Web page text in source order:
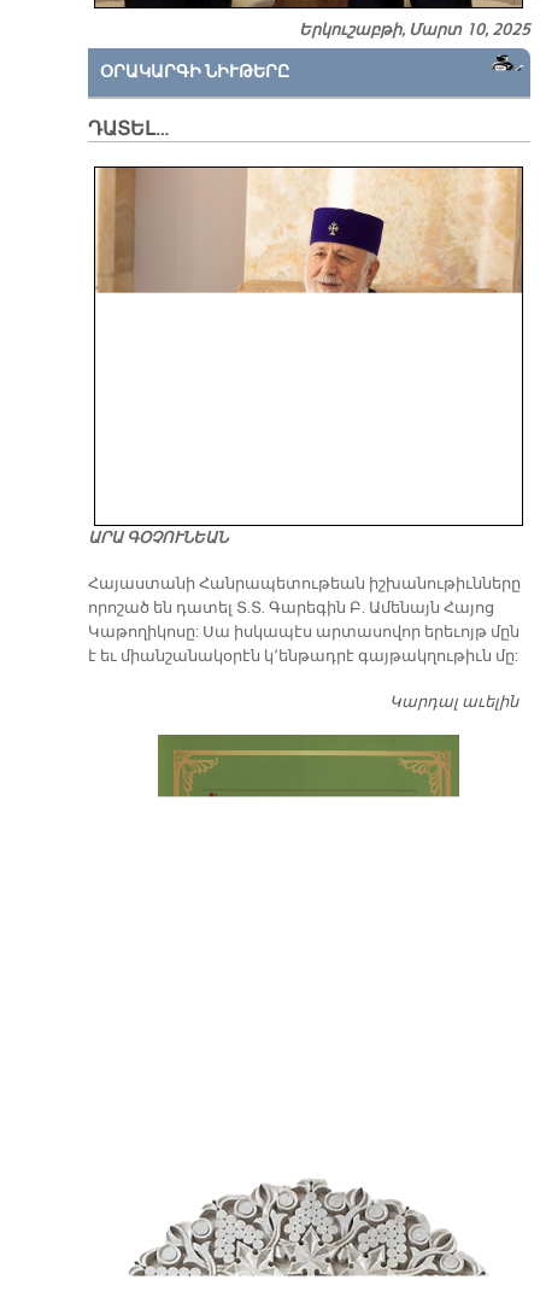
Երկուշաբթի, Մարտ 10, 2025
ՕՐԱԿԱՐԳԻ ՆԻՒԹԵՐԸ
ԴԱՏԵԼ…
ԱՐԱ ԳՕՉՈՒՆԵԱՆ
​Հայաստանի Հանրապետութեան իշխանութիւնները
որոշած են դատել Տ.Տ. Գարեգին Բ. Ամենայն Հայոց
Կաթողիկոսը: Սա իսկապէս արտասովոր երեւոյթ մըն
է եւ միանշանակօրէն կ՚ենթադրէ գայթակղութիւն մը:
Կարդալ աւելին